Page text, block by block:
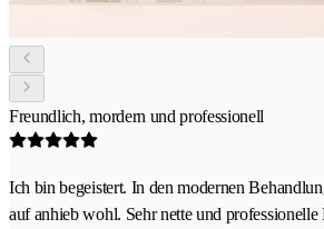
Freundlich, mordern und professionell
Ich bin begeistert. In den modernen
auf anhieb wohl. Sehr nette und